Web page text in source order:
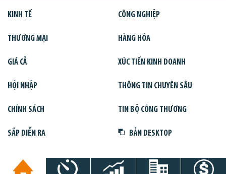
KINH TẾ CÔNG NGHIỆP
THƯƠNG MẠI HÀNG HÓA
GIÁ CẢ XÚC TIẾN KINH DOANH
HỘI NHẬP THÔNG TIN CHUYÊN SÂU
CHÍNH SÁCH TIN BỘ CÔNG THƯƠNG
SẮP DIỄN RA BẢN DESKTOP